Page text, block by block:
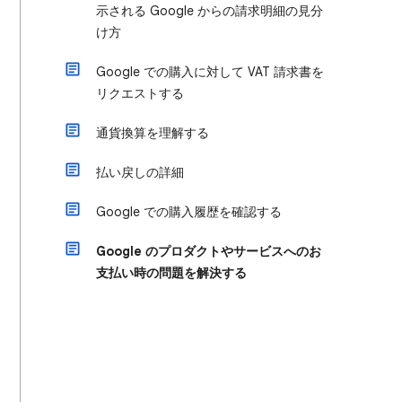
示される Google からの請求明細の見分
け方
Google での購入に対して VAT 請求書を
リクエストする
通貨換算を理解する
払い戻しの詳細
Google での購入履歴を確認する
Google のプロダクトやサービスへのお
支払い時の問題を解決する